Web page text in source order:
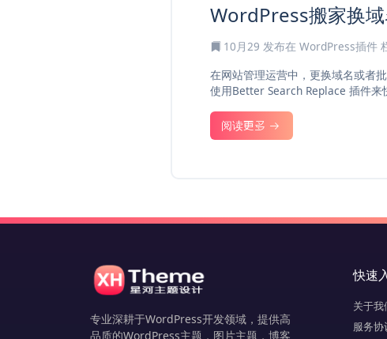
WordPress搬家换
10月29 发布在 WordPress插件
在网站管理运营中，更换域名或者
使用Better Search Replace 插件来
阅读更多
专业深耕于WordPress开发领域，提供高
品质的WordPress主题，图片主题，博客
快速
关于我
服务协